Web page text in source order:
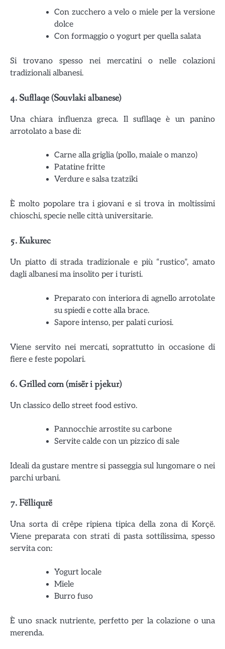
Con zucchero a velo o miele per la versione
dolce
Con formaggio o yogurt per quella salata
Si trovano spesso nei mercatini o nelle colazioni
tradizionali albanesi.
4. Sufllaqe (Souvlaki albanese)
Una chiara influenza greca. Il sufllaqe è un panino
arrotolato a base di:
Carne alla griglia (pollo, maiale o manzo)
Patatine fritte
Verdure e salsa tzatziki
È molto popolare tra i giovani e si trova in moltissimi
chioschi, specie nelle città universitarie.
5.Kukurec
Un piatto di strada tradizionale e più “rustico”, amato
dagli albanesi ma insolito per i turisti.
Preparato con interiora di agnello arrotolate
su spiedi e cotte alla brace.
Sapore intenso, per palati curiosi.
Viene servito nei mercati, soprattutto in occasione di
fiere e feste popolari.
6.Grilled corn (misër i pjekur)
Un classico dello street food estivo.
Pannocchie arrostite su carbone
Servite calde con un pizzico di sale
Ideali da gustare mentre si passeggia sul lungomare o nei
parchi urbani.
7.Fëlliqurë
Una sorta di crêpe ripiena tipica della zona di Korçë.
Viene preparata con strati di pasta sottilissima, spesso
servita con:
Yogurt locale
Miele
Burro fuso
È uno snack nutriente, perfetto per la colazione o una
merenda.